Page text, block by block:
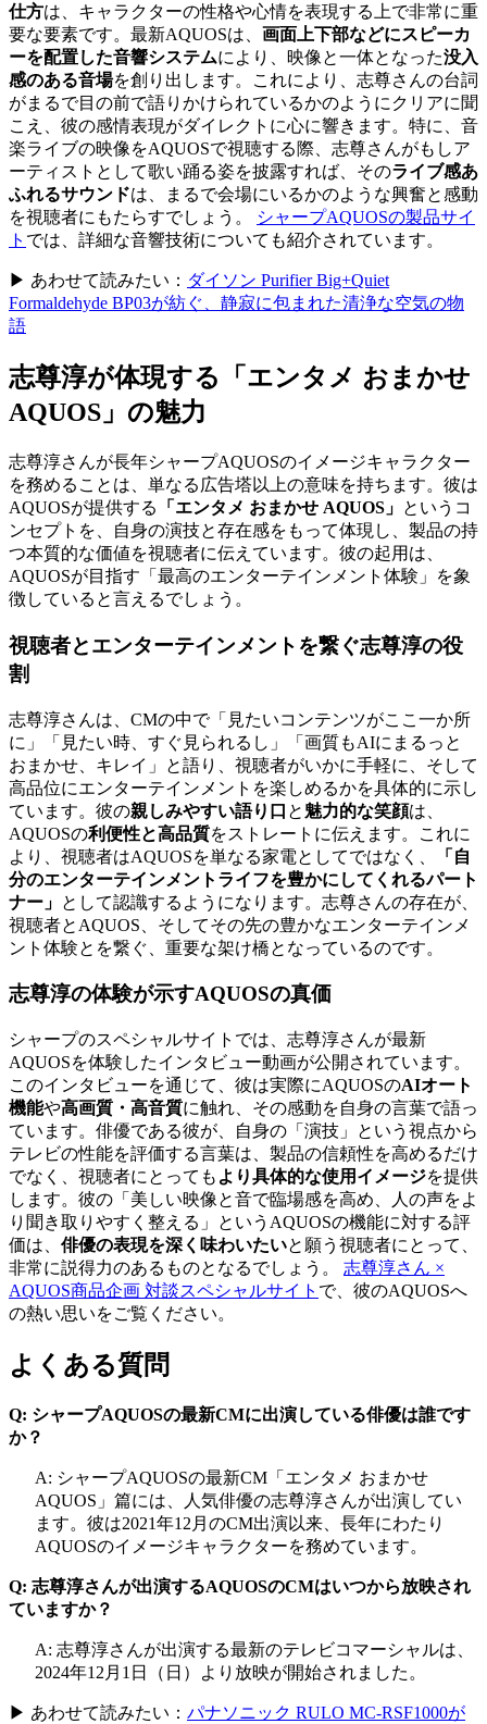
仕方は、キャラクターの性格や心情を表現する上で非常に重
要な要素です。最新AQUOSは、 画面上下部などにスピーカ
ーを配置した音響システムにより、映像と一体となった没入
感のある音場を創り出します。これにより、志尊さんの台詞
がまるで目の前で語りかけられているかのようにクリアに聞
こえ、彼の感情表現がダイレクトに心に響きます。特に、音
楽ライブの映像をAQUOSで視聴する際、志尊さんがもしア
ーティストとして歌い踊る姿を披露すれば、そのライブ感あ
ふれるサウンドは、まるで会場にいるかのような興奮と感動
を視聴者にもたらすでしょう。
シャープAQUOSの製品サイ
ト では、詳細な音響技術についても紹介されています。
▶ あわせて読みたい： ダイソン Purifier Big+Quiet
Formaldehyde BP03が紡ぐ、静寂に包まれた清浄な空気の物
語
志尊淳が体現する「エンタメ おまかせ
AQUOS」の魅力
志尊淳さんが長年シャープAQUOSのイメージキャラクター
を務めることは、単なる広告塔以上の意味を持ちます。彼は
AQUOSが提供する
「エンタメ おまかせ AQUOS」 というコ
ンセプトを、自身の演技と存在感をもって体現し、製品の持
つ本質的な価値を視聴者に伝えています。彼の起用は、
AQUOSが目指す「最高のエンターテインメント体験」を象
徴していると言えるでしょう。
視聴者とエンターテインメントを繋ぐ志尊淳の役
割
志尊淳さんは、CMの中で「見たいコンテンツがここ一か所
に」「見たい時、すぐ見られるし」「画質もAIにまるっと
おまかせ、キレイ」と語り、視聴者がいかに手軽に、そして
高品位にエンターテインメントを楽しめるかを具体的に示し
ています。彼の親しみやすい語り口 と 魅力的な笑顔は、
AQUOSの利便性と高品質をストレートに伝えます。これに
より、視聴者はAQUOSを単なる家電としてではなく、
「自
分のエンターテインメントライフを豊かにしてくれるパート
ナー」 として認識するようになります。志尊さんの存在が、
視聴者とAQUOS、そしてその先の豊かなエンターテインメ
ント体験とを繋ぐ、重要な架け橋となっているのです。
志尊淳の体験が示すAQUOSの真価
シャープのスペシャルサイトでは、志尊淳さんが最新
AQUOSを体験したインタビュー動画が公開されています。
このインタビューを通じて、彼は実際にAQUOSのAIオート
機能や高画質・高音質に触れ、その感動を自身の言葉で語っ
ています。俳優である彼が、自身の「演技」という視点から
テレビの性能を評価する言葉は、製品の信頼性を高めるだけ
でなく、視聴者にとっても より具体的な使用イメージを提供
します。彼の「美しい映像と音で臨場感を高め、人の声をよ
り聞き取りやすく整える」というAQUOSの機能に対する評
価は、 俳優の表現を深く味わいたいと願う視聴者にとって、
非常に説得力のあるものとなるでしょう。 志尊淳さん ×
AQUOS商品企画 対談スペシャルサイト で、彼のAQUOSへ
の熱い思いをご覧ください。
よくある質問
Q: シャープAQUOSの最新CMに出演している俳優は誰です
か？
A: シャープAQUOSの最新CM「エンタメ おまかせ
AQUOS」篇には、人気俳優の志尊淳さんが出演してい
ます。彼は2021年12月のCM出演以来、長年にわたり
AQUOSのイメージキャラクターを務めています。
Q: 志尊淳さんが出演するAQUOSのCMはいつから放映され
ていますか？
A: 志尊淳さんが出演する最新のテレビコマーシャルは、
2024年12月1日（日）より放映が開始されました。
▶ あわせて読みたい： パナソニック RULO MC-RSF1000が